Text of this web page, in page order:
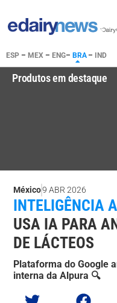
ESP – MEX – ENG– BRA– IND
Produtos em destaque
México9 ABR 2026
INTELIGÊNCIA
USA IA PARA
DE LÁCTEOS
Plataforma do Google
interna da Alpura 🔍